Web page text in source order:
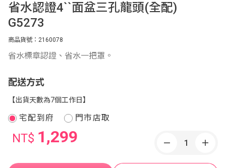
省水認證4``面盆三孔龍頭(全配)
G5273
商品貨號：2160078
省水標章認證、省水一把罩。
配送方式
【出貨天數為7個工作日】
宅配到府 門市店取
NT$ 1,299